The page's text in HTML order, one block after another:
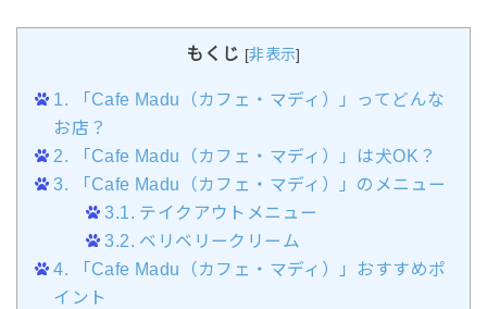
もくじ [非表示]
1. 「Cafe Madu（カフェ・マディ）」ってどんな
お店？
2. 「Cafe Madu（カフェ・マディ）」は犬OK？
3. 「Cafe Madu（カフェ・マディ）」のメニュー
3.1. テイクアウトメニュー
3.2. ベリベリークリーム
4. 「Cafe Madu（カフェ・マディ）」おすすめポ
イント